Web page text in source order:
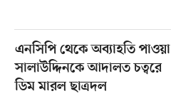
এনসিপি থেকে অব্যাহতি পাওয়া
সালাউদ্দিনকে আদালত চত্বরে
ডিম মারল ছাত্রদল